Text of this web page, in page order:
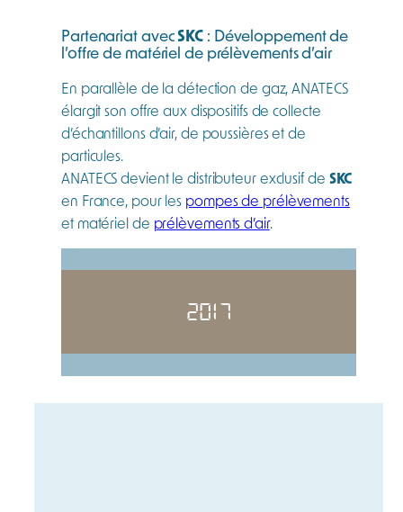
Partenariat avecSKC : Développement de
l’offre de matériel de prélèvements d’air
En parallèle de la détection de gaz, ANATECS
élargit son offre aux dispositifs de collecte
d’échantillons d’air, de poussières et de
particules.
ANATECS devient le distributeur exclusif de SKC
en France, pour les pompes de prélèvements
et matériel de prélèvements d’air.
2017